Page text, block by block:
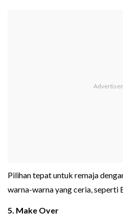
Pilihan tepat untuk remaja
warna-warna yang ceria, seperti
5. Make Over